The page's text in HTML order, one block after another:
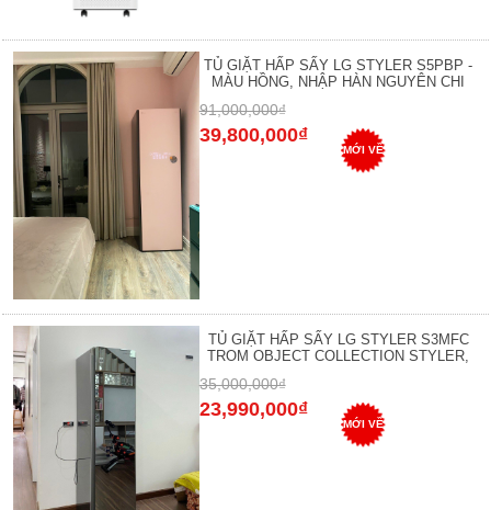
TỦ GIẶT HẤP SẤY LG STYLER S5PBP -
MÀU HỒNG, NHẬP HÀN NGUYÊN CHI
91,000,000₫
39,800,000₫
MỚI VỀ
TỦ GIẶT HẤP SẤY LG STYLER S3MFC
TROM OBJECT COLLECTION STYLER,
35,000,000₫
23,990,000₫
MỚI VỀ